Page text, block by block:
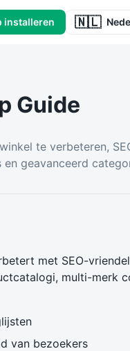
installeren 🇳🇱
Guide
te verbeteren,
geavanceerd
met SEO-
multi-merk
van bezoekers